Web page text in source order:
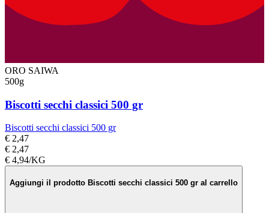
ORO SAIWA
500g
Biscotti secchi classici 500 gr
Biscotti secchi classici 500 gr
€ 2,47
€ 2,47
€ 4,94/KG
Aggiungi il prodotto Biscotti secchi classici 500 gr al carrello